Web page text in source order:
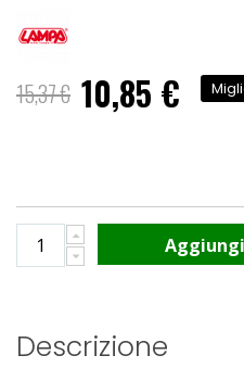
15,37 € Prezzo
speciale
10,85 €
Descrizione